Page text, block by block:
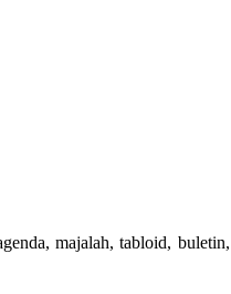
majalah, tabloid,